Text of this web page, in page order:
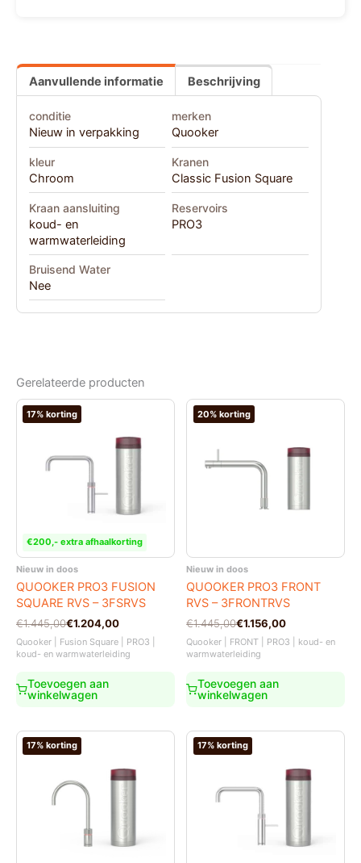
Aanvullende informatie Beschrijving
conditie
Nieuw in verpakking
merken
Quooker
kleur
Chroom
Kranen
Classic Fusion Square
Kraan aansluiting
koud- en
warmwaterleiding
Reservoirs
PRO3
Bruisend Water
Nee
Gerelateerde producten
€200,- extra afhaalkorting
17% korting
Nieuw in doos
QUOOKER PRO3 FUSION
SQUARE RVS – 3FSRVS
€1.445,00
Oorspronkelijke
prijs
was:
€1.204,00
Huidige
prijs
is:
Quooker | Fusion Square | PRO3 |
koud- en warmwaterleiding
Toevoegen aan
winkelwagen
20% korting
Nieuw in doos
QUOOKER PRO3 FRONT
RVS – 3FRONTRVS
€1.445,00
Oorspronkelijke
prijs
was:
€1.156,00
Huidige
prijs
is:
Quooker | FRONT | PRO3 | koud- en
warmwaterleiding
Toevoegen aan
winkelwagen
17% korting 17% korting